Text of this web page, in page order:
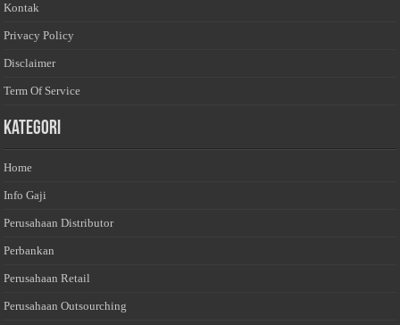
Kontak
Privacy Policy
Disclaimer
Term Of Service
Kategori
Home
Info Gaji
Perusahaan Distributor
Perbankan
Perusahaan Retail
Perusahaan Outsourching